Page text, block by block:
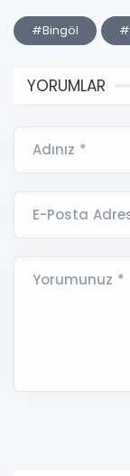
#Bingöl #
YORUMLAR
Adınız *
E-Posta
Yorumunuz *